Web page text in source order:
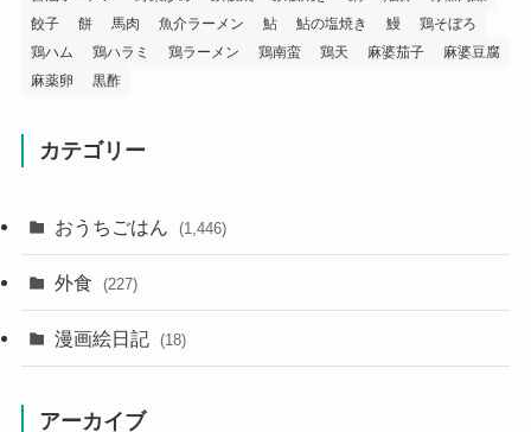
餃子
餅 馬肉 魚介ラーメン 鮎 鮎の塩焼き 鰻
鶏そぼろ
鶏ハム
鶏ハラミ 鶏ラーメン 鶏南蛮 鶏天 麻婆茄子
麻婆豆腐
麻薬卵
黒酢
カテゴリー
おうちごはん (1,446)
外食 (227)
漫画絵日記 (18)
アーカイブ